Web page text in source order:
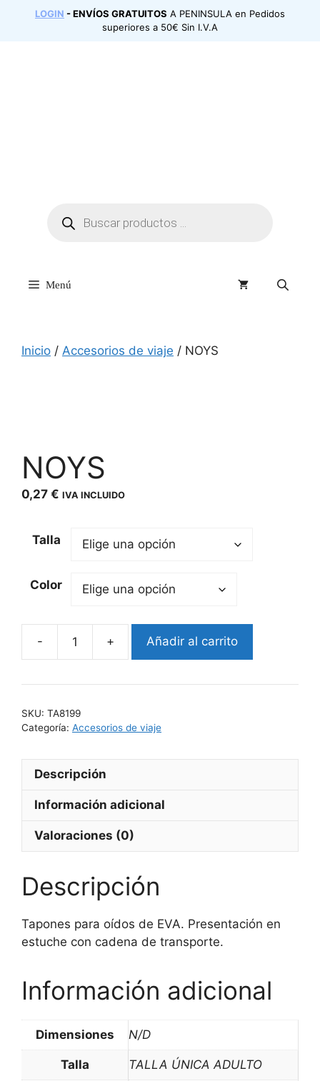
LOGIN - ENVÍOS GRATUITOS A PENINSULA en Pedidos
superiores a 50€ Sin I.V.A
productos
Menú
Inicio / Accesorios de viaje / NOYS
NOYS
0,27 € IVA INCLUIDO
Talla
Color
NOYS
Añadir al carrito
SKU: TA8199
Categoría: Accesorios de viaje
Descripción
Información adicional
Valoraciones (0)
Descripción
Tapones para oídos de EVA. Presentación en
estuche con cadena de transporte.
Información adicional
Dimensiones N/D
Talla TALLA ÚNICA ADULTO